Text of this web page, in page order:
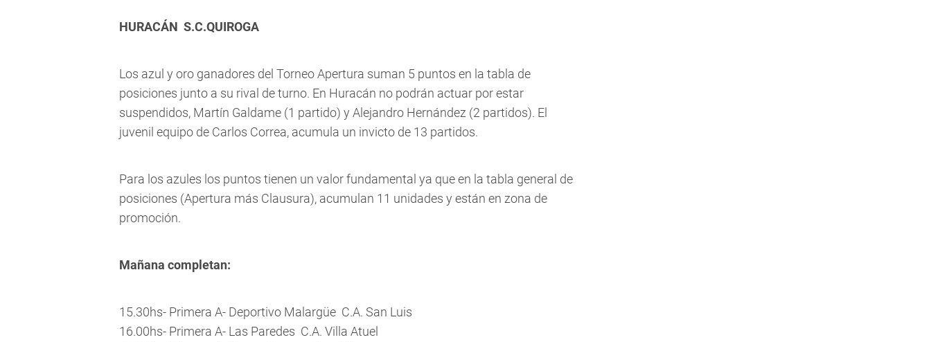
HURACÁN  S.C.QUIROGA
Los azul y oro ganadores del Torneo Apertura suman 5 puntos en la tabla de
posiciones junto a su rival de turno. En Huracán no podrán actuar por estar
suspendidos, Martín Galdame (1 partido) y Alejandro Hernández (2 partidos). El
juvenil equipo de Carlos Correa, acumula un invicto de 13 partidos.
Para los azules los puntos tienen un valor fundamental ya que en la tabla general de
posiciones (Apertura más Clausura), acumulan 11 unidades y están en zona de
promoción.
Mañana completan:
15.30hs- Primera A- Deportivo Malargüe  C.A. San Luis
16.00hs- Primera A- Las Paredes  C.A. Villa Atuel